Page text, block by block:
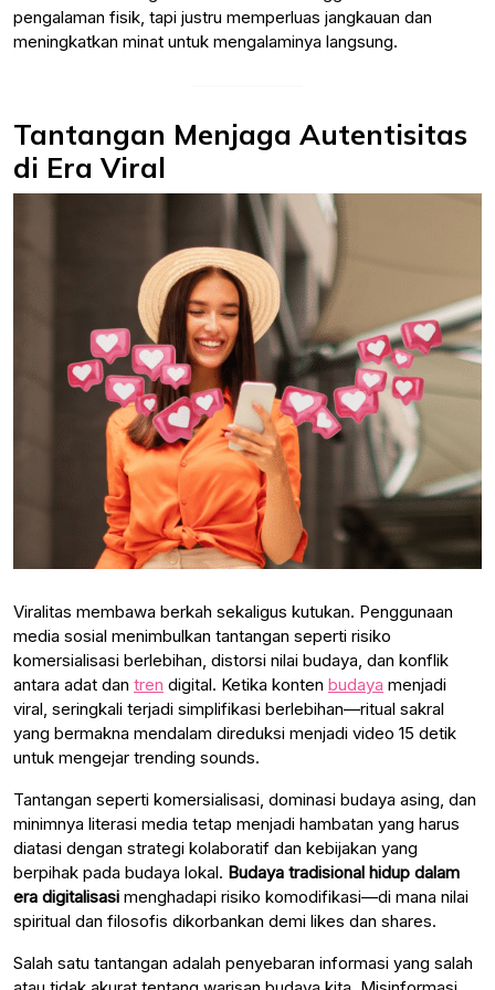
pengalaman fisik, tapi justru memperluas jangkauan dan
meningkatkan minat untuk mengalaminya langsung.
Tantangan Menjaga Autentisitas
di Era Viral
Viralitas membawa berkah sekaligus kutukan. Penggunaan
media sosial menimbulkan tantangan seperti risiko
komersialisasi berlebihan, distorsi nilai budaya, dan konflik
antara adat dan tren digital. Ketika konten budaya menjadi
viral, seringkali terjadi simplifikasi berlebihan—ritual sakral
yang bermakna mendalam direduksi menjadi video 15 detik
untuk mengejar trending sounds.
Tantangan seperti komersialisasi, dominasi budaya asing, dan
minimnya literasi media tetap menjadi hambatan yang harus
diatasi dengan strategi kolaboratif dan kebijakan yang
berpihak pada budaya lokal. Budaya tradisional hidup dalam
era digitalisasi menghadapi risiko komodifikasi—di mana nilai
spiritual dan filosofis dikorbankan demi likes dan shares.
Salah satu tantangan adalah penyebaran informasi yang salah